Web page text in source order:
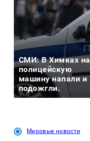
СМИ: В Химках на
полицейскую
машину напали и
подожгли.
Мировые новости